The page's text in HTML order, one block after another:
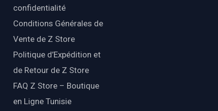
confidentialité
Conditions Générales de
Vente de Z Store
Politique d’Expédition et
de Retour de Z Store
FAQ Z Store – Boutique
en Ligne Tunisie